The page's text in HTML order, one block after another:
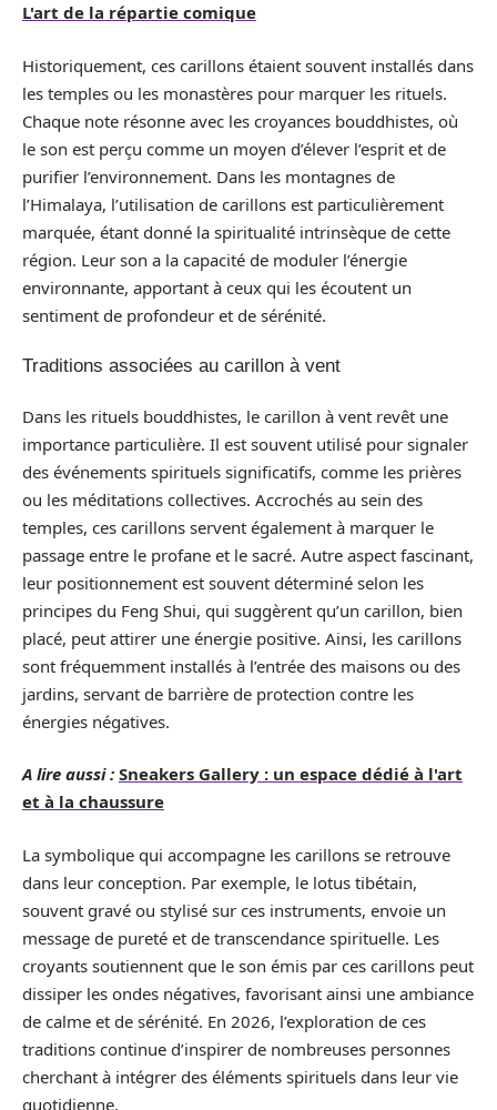
L'art de la répartie comique
Historiquement, ces carillons étaient souvent installés dans
les temples ou les monastères pour marquer les rituels.
Chaque note résonne avec les croyances bouddhistes, où
le son est perçu comme un moyen d’élever l’esprit et de
purifier l’environnement. Dans les montagnes de
l’Himalaya, l’utilisation de carillons est particulièrement
marquée, étant donné la spiritualité intrinsèque de cette
région. Leur son a la capacité de moduler l’énergie
environnante, apportant à ceux qui les écoutent un
sentiment de profondeur et de sérénité.
Traditions associées au carillon à vent
Dans les rituels bouddhistes, le carillon à vent revêt une
importance particulière. Il est souvent utilisé pour signaler
des événements spirituels significatifs, comme les prières
ou les méditations collectives. Accrochés au sein des
temples, ces carillons servent également à marquer le
passage entre le profane et le sacré. Autre aspect fascinant,
leur positionnement est souvent déterminé selon les
principes du Feng Shui, qui suggèrent qu’un carillon, bien
placé, peut attirer une énergie positive. Ainsi, les carillons
sont fréquemment installés à l’entrée des maisons ou des
jardins, servant de barrière de protection contre les
énergies négatives.
A lire aussi : Sneakers Gallery : un espace dédié à l'art
et à la chaussure
La symbolique qui accompagne les carillons se retrouve
dans leur conception. Par exemple, le lotus tibétain,
souvent gravé ou stylisé sur ces instruments, envoie un
message de pureté et de transcendance spirituelle. Les
croyants soutiennent que le son émis par ces carillons peut
dissiper les ondes négatives, favorisant ainsi une ambiance
de calme et de sérénité. En 2026, l’exploration de ces
traditions continue d’inspirer de nombreuses personnes
cherchant à intégrer des éléments spirituels dans leur vie
quotidienne.